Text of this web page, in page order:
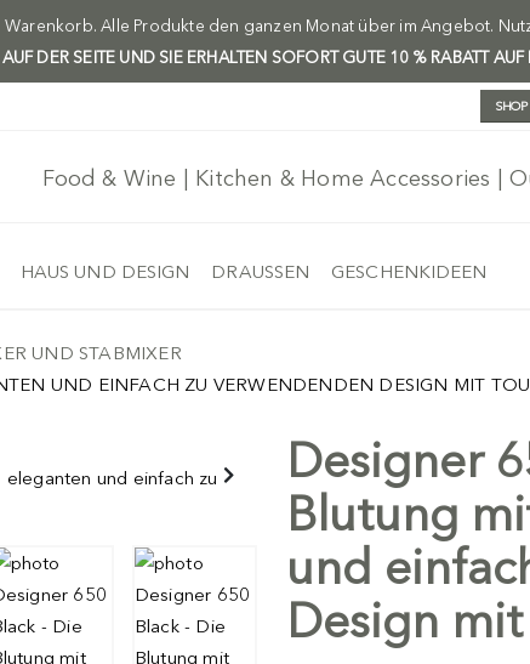
Warenkorb. Alle Produkte den ganzen Monat über im Angebot.
DER SEITE UND SIE ERHALTEN SOFORT GUTE 10 % RABATT AUF
SHOP
Food & Wine | Kitchen & Home Accessories |
HAUS UND DESIGN DRAUSSEN GESCHENKIDEEN
UND STABMIXER
UND EINFACH ZU VERWENDENDEN DESIGN MIT
Versand frei
Designer
Blutung
und
Design mit